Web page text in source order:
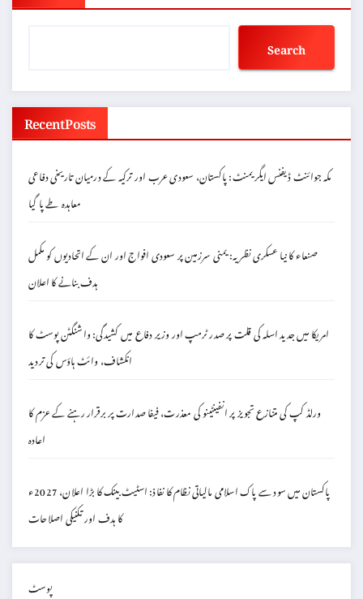
Search
Recent Posts
مکہ جوائنٹ ڈیفنس ایگریمنٹ: پاکستان، سعودی عرب اور ترکیہ کے درمیان تاریخی دفاعی
معاہدہ طے پا گیا
صنعاء کا نیا عسکری نظریہ: یمنی سرزمین پر سعودی افواج اور ان کے اتحادیوں کو مکمل
ہدف بنانے کا اعلان
امریکا میں جدید اسلہ کی قلت پر صدر ٹرمپ اور وزیر دفاع میں کشیدگی: واشنگٹن پوسٹ کا
انکشاف، وائٹ ہاؤس کی تردید
ورلڈ کپ کی متنازع تجویز پر انفینٹینو کی معذرت، فیفا صدارت پر برقرار رہنے کے عزم کا
اعادہ
پاکستان میں سود سے پاک اسلامی مالیاتی نظام کا نفاذ: اسٹیٹ بینک کا بڑا اعلان، 2027ء
کا ہدف اور تکنیکی اصلاحات
پوسٹ